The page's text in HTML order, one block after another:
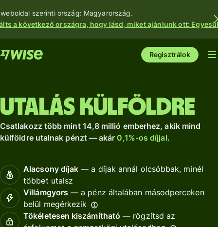
szerinti ország: Magyarország.
a következő országra, hogy lásd, miket ajánlunk ott:
Regisztrálok
Utalás külföldre
Csatlakozz több mint 14,8 millió emberhez, akik mind
külföldre utalnak pénzt — akár 0,1%-os díjjal.
Alacsony díjak — a díjak annál olcsóbbak, minél
többet utalsz
Villámgyors — a pénz általában másodperceken
belül megérkezik
Tökéletesen kiszámítható — rögzítsd az